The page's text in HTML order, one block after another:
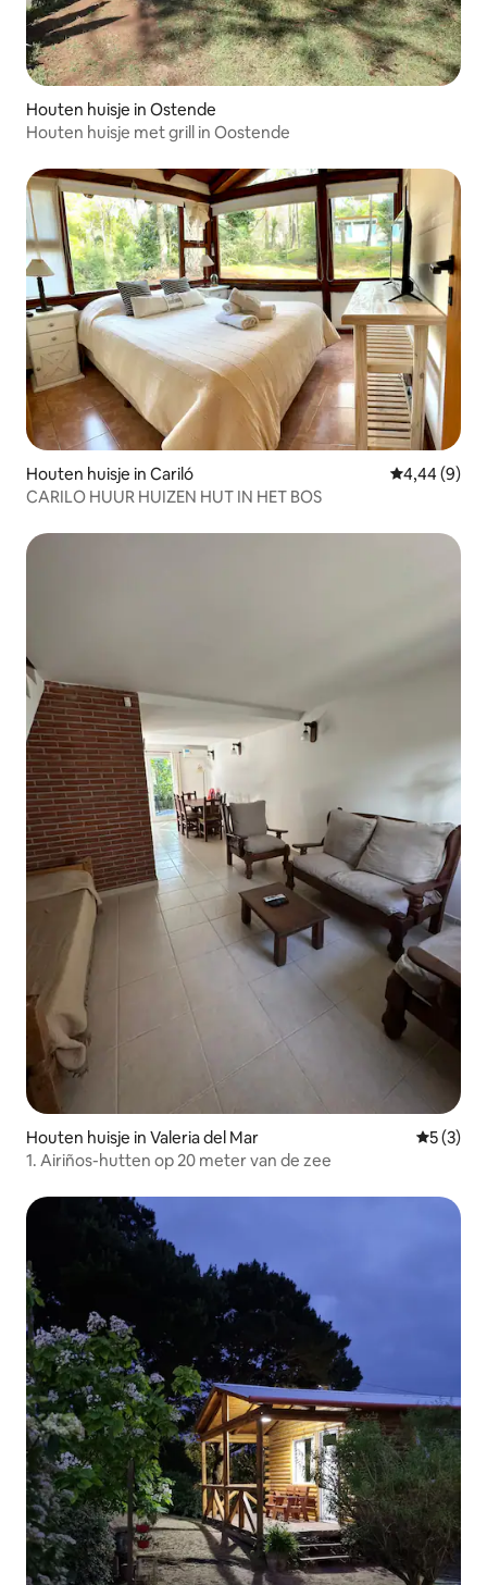
Houten huisje in Ostende
Houten huisje met grill in Oostende
Houten huisje in Cariló Gemiddelde
4,44 (9)
CARILO HUUR HUIZEN HUT IN HET BOS
Houten huisje in Valeria del Mar
5 (3)
1. Airiños-hutten op 20 meter van de zee